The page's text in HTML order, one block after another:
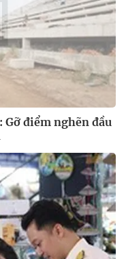
điểm nghẽn đầu